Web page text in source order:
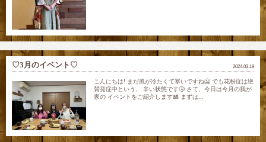
2024.03.19
♡3月のイベント♡
こんにちは! まだ風が冷たくて寒いですね🥶 でも花粉症は絶
賛発症中という、 辛い状態です🤧 さて、今日は今月の我が
家の イベントをご紹介します🎎 まずは...